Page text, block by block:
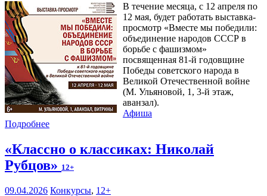
В течение месяца, с 12 апреля по
12 мая, будет работать выставка-
просмотр «Вместе мы победили:
объединение народов СССР в
борьбе с фашизмом»
посвященная 81-й годовщине
Победы советского народа в
Великой Отечественной войне
(М. Ульяновой, 1, 3-й этаж,
аванзал).
Афиша
Подробнее
«Классно о классиках: Николай
Рубцов» 12+
09.04.2026 Конкурсы, 12+